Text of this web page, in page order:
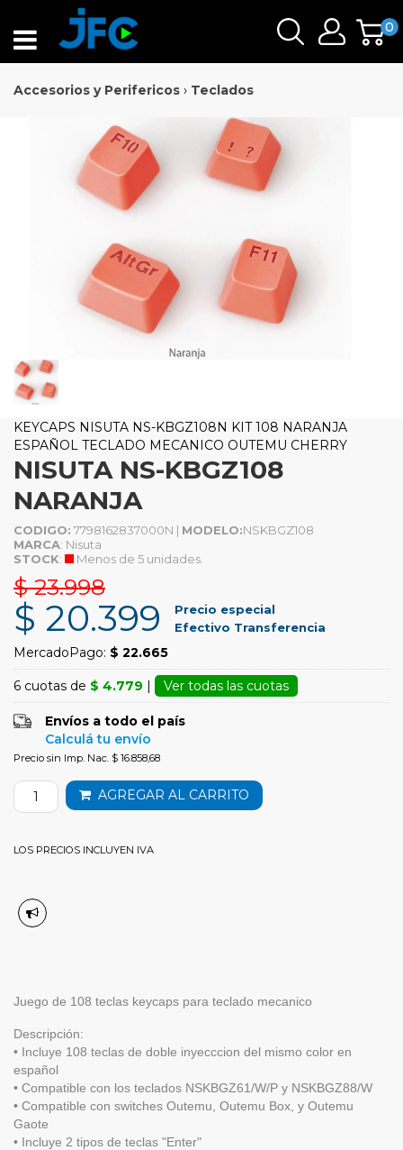
0
Accesorios y Perifericos › Teclados
KEYCAPS NISUTA NS-KBGZ108N KIT 108 NARANJA
ESPAÑOL TECLADO MECANICO OUTEMU CHERRY
NISUTA NS-KBGZ108
NARANJA
CODIGO: 7798162837000N | MODELO:NSKBGZ108
MARCA: Nisuta
STOCK: Menos de 5 unidades.
$ 23.998
$ 20.399
Precio especial
Efectivo Transferencia
MercadoPago: $ 22.665
6 cuotas de $ 4.779 | Ver todas las cuotas
Envíos a todo el país
Calculá tu envío
Precio sin Imp. Nac. $ 16.858,68
AGREGAR AL CARRITO
LOS PRECIOS INCLUYEN IVA
Juego de 108 teclas keycaps para teclado mecanico
Descripción:
• Incluye 108 teclas de doble inyecccion del mismo color en
español
• Compatible con los teclados NSKBGZ61/W/P y NSKBGZ88/W
• Compatible con switches Outemu, Outemu Box, y Outemu
Gaote
• Incluye 2 tipos de teclas "Enter"